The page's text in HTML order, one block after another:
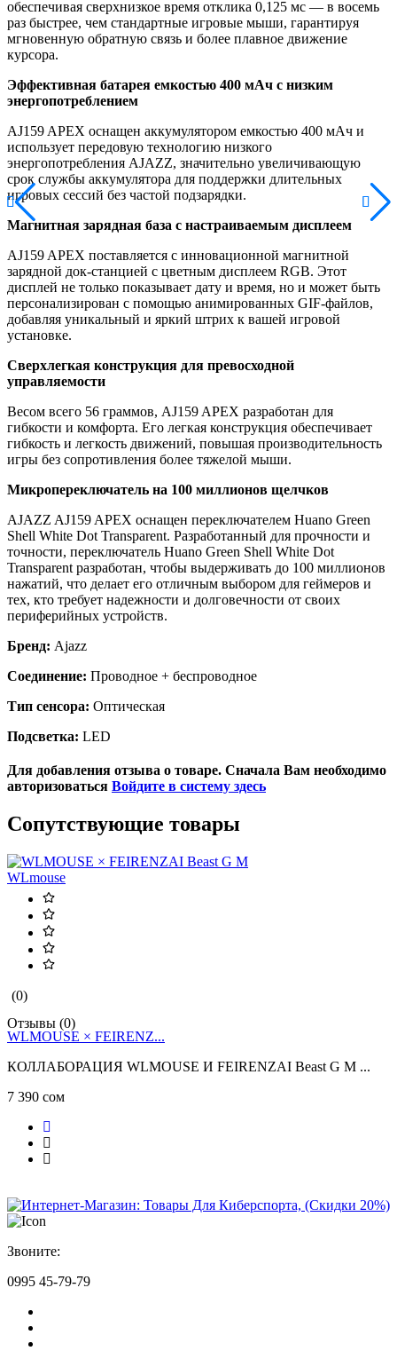
обеспечивая сверхнизкое время отклика 0,125 мс — в восемь
раз быстрее, чем стандартные игровые мыши, гарантируя
мгновенную обратную связь и более плавное движение
курсора.
Эффективная батарея емкостью 400 мАч с низким
энергопотреблением
AJ159 APEX оснащен аккумулятором емкостью 400 мАч и
использует передовую технологию низкого
энергопотребления AJAZZ, значительно увеличивающую
срок службы аккумулятора для поддержки длительных
игровых сессий без частой подзарядки.
Магнитная зарядная база с настраиваемым дисплеем
AJ159 APEX поставляется с инновационной магнитной
зарядной док-станцией с цветным дисплеем RGB. Этот
дисплей не только показывает дату и время, но и может быть
персонализирован с помощью анимированных GIF-файлов,
добавляя уникальный и яркий штрих к вашей игровой
установке.
Сверхлегкая конструкция для превосходной
управляемости
Весом всего 56 граммов, AJ159 APEX разработан для
гибкости и комфорта. Его легкая конструкция обеспечивает
гибкость и легкость движений, повышая производительность
игры без сопротивления более тяжелой мыши.
Микропереключатель на 100 миллионов щелчков
AJAZZ AJ159 APEX оснащен переключателем Huano Green
Shell White Dot Transparent. Разработанный для прочности и
точности, переключатель Huano Green Shell White Dot
Transparent разработан, чтобы выдерживать до 100 миллионов
нажатий, что делает его отличным выбором для геймеров и
тех, кто требует надежности и долговечности от своих
периферийных устройств.
Бренд: Ajazz
Соединение: Проводное + беспроводное
Тип сенсора: Оптическая
Подсветка: LED
Для добавления отзыва о товаре. Сначала Вам необходимо
авторизоваться Войдите в систему здесь
Сопутствующие товары
WLmouse
(0)
Отзывы (0)
WLMOUSE × FEIRENZ...
КОЛЛАБОРАЦИЯ WLMOUSE И FEIRENZAI Beast G M ...
7 390 сом
Звоните:
0995 45-79-79